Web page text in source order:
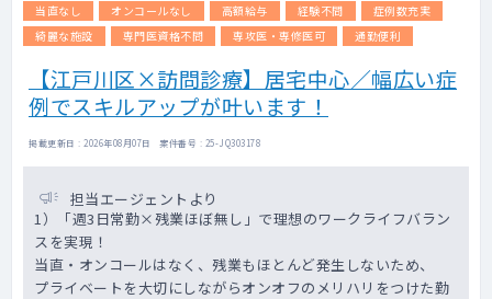
当直なし
オンコールなし 高額給与 経験不問
症例数充実
綺麗な施設
専門医資格不問 専攻医・専修医可 通勤便利
【江戸川区×訪問診療】居宅中心／幅広い症
例でスキルアップが叶います！
掲載更新日 : 2026年08月07日 案件番号 : 25-JQ303178
担当エージェントより
1）「週3日常勤×残業ほぼ無し」で理想のワークライフバラン
スを実現！
当直・オンコールはなく、残業もほとんど発生しないため、
プライベートを大切にしながらオンオフのメリハリをつけた勤